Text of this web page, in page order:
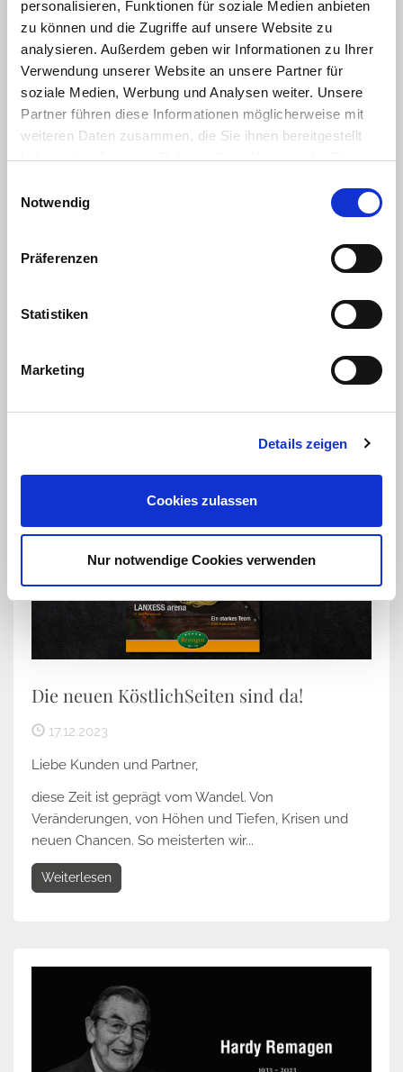
personalisieren, Funktionen für soziale Medien anbieten
zu können und die Zugriffe auf unsere Website zu
analysieren. Außerdem geben wir Informationen zu Ihrer
Verwendung unserer Website an unsere Partner für
soziale Medien, Werbung und Analysen weiter. Unsere
Partner führen diese Informationen möglicherweise mit
weiteren Daten zusammen, die Sie ihnen bereitgestellt
haben oder die sie im Rahmen Ihrer Nutzung der Dienste
Cookies, wenn Sie unsere Webseite weiterhin nutzen.
Notwendig
Präferenzen
Statistiken
Marketing
Details zeigen
Cookies zulassen
Nur notwendige Cookies verwenden
Internorga 2024 - GenussGARTEN -
Remagen sagt DANKE!
13.03.2024
liebe Kunden,
beweist jedes Jahr aufs Neue seine Qualitäten als
Weiterlesen
Die neuen KöstlichSeiten sind da!
17.12.2023
Liebe Kunden und Partner,
diese Zeit ist geprägt vom Wandel. Von
Veränderungen, von Höhen und Tiefen, Krisen und
neuen Chancen. So meisterten wir...
Weiterlesen